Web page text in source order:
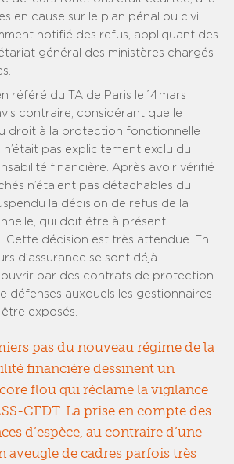
en cause sur le plan pénal ou civil.
notifié des refus, appliquant des
général des ministères chargés
référé du TA de Paris le 14 mars
contraire, considérant que le
droit à la protection fonctionnelle
pas explicitement exclu du
financière. Après avoir vérifié
n’étaient pas détachables du
la décision de refus de la
qui doit être à présent
Cette décision est très attendue. En
d’assurance se sont déjà
par des contrats de protection
défenses auxquels les gestionnaires
exposés.
pas du nouveau régime de la
financière dessinent un
flou qui réclame la vigilance
CFDT. La prise en compte des
d’espèce, au contraire d’une
aveugle de cadres parfois très